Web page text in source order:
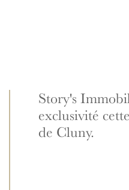
Story's
exclusivité
de Cluny.